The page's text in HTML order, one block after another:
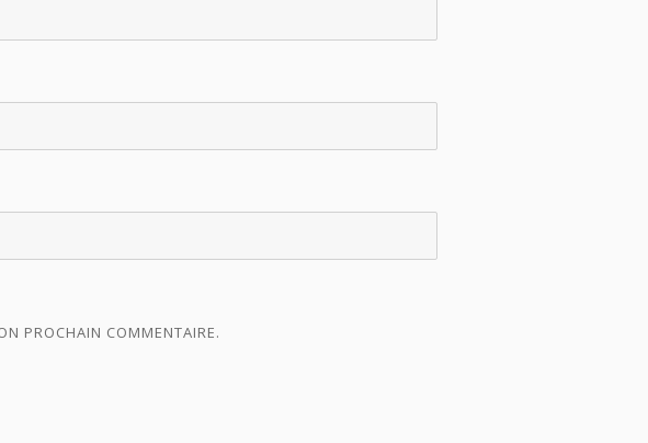
PROCHAIN COMMENTAIRE.